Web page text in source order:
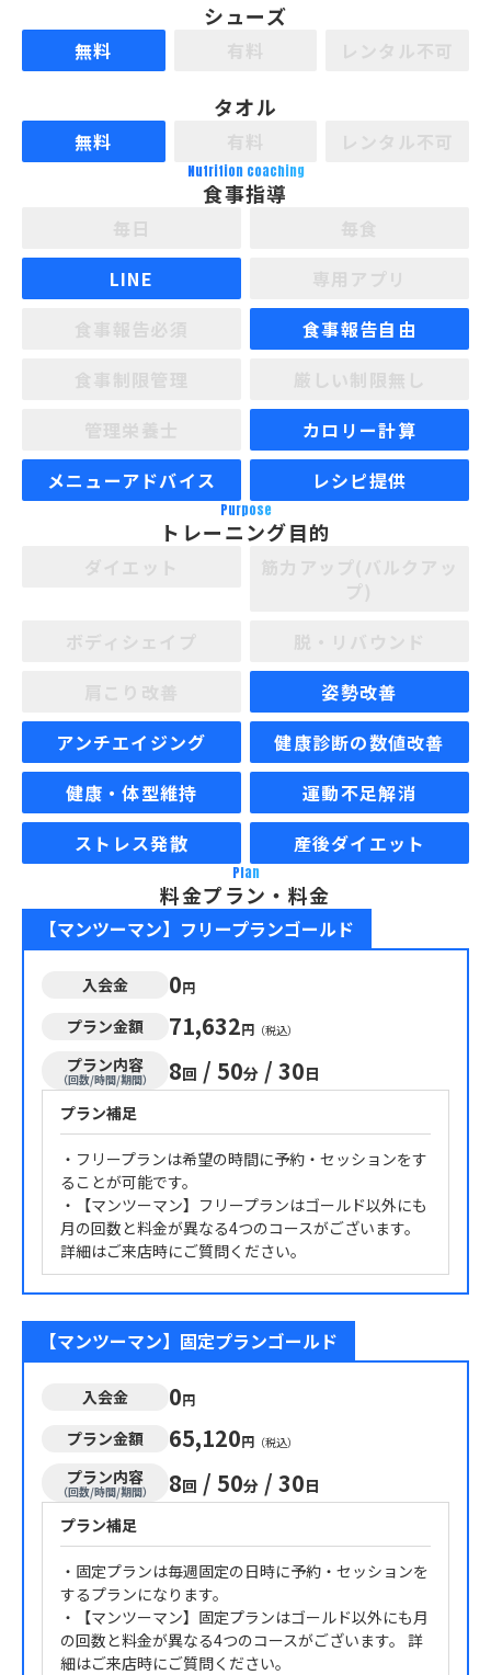
シューズ
無料
タオル
無料
Nutrition coaching
食事指導
LINE
食事報告自由
カロリー計算
メニューアドバイス
レシピ提供
Purpose
トレーニング目的
姿勢改善
アンチエイジング
健康診断の数値改善
健康・体型維持
運動不足解消
ストレス発散
産後ダイエット
Plan
料金プラン・料金
【マンツーマン】フリープランゴールド
入会金 0円
プラン金額 71,632円 （税込）
プラン内容
（回数/時間/期間） 8回 / 50分 / 30日
プラン補足
・フリープランは希望の時間に予約・セッションをす
ることが可能です。
・【マンツーマン】フリープランはゴールド以外にも
月の回数と料金が異なる4つのコースがございます。
詳細はご来店時にご質問ください。
【マンツーマン】固定プランゴールド
入会金 0円
プラン金額 65,120円 （税込）
プラン内容
（回数/時間/期間） 8回 / 50分 / 30日
プラン補足
・固定プランは毎週固定の日時に予約・セッションを
するプランになります。
・【マンツーマン】固定プランはゴールド以外にも月
の回数と料金が異なる4つのコースがございます。 詳
細はご来店時にご質問ください。